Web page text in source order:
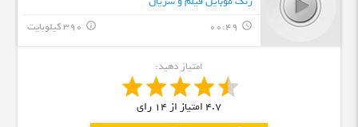
query_builder
00:49 390 کیلوبایت info_outline
امتیاز دهید:
4.7 امتیاز از14 رای